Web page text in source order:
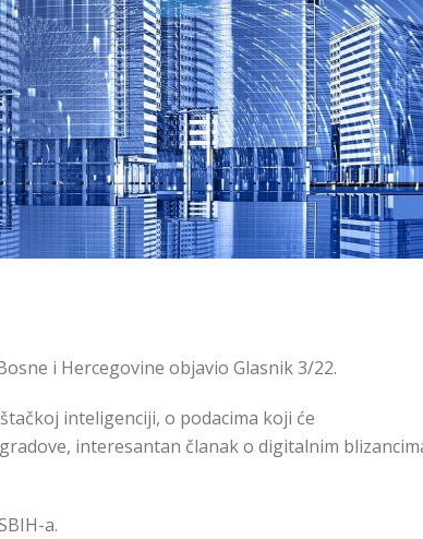
i Hercegovine objavio Glasnik 3/22.
inteligenciji, o podacima koji će
interesantan članak o digitalnim
a.